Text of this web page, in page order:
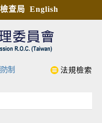
檢查局 English
制 法規檢索